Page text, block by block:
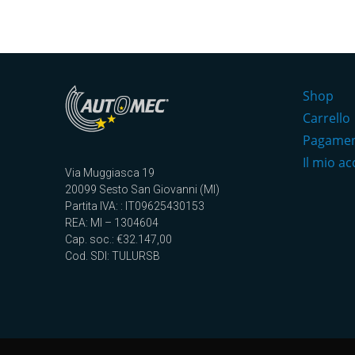
Via Muggiasca 19
20099 Sesto San Giovanni (MI)
Partita IVA: : IT09625430153
REA: MI – 1304604
Cap. soc.: €32.147,00
Cod. SDI: TULURSB
Shop
Carrello
Il mio